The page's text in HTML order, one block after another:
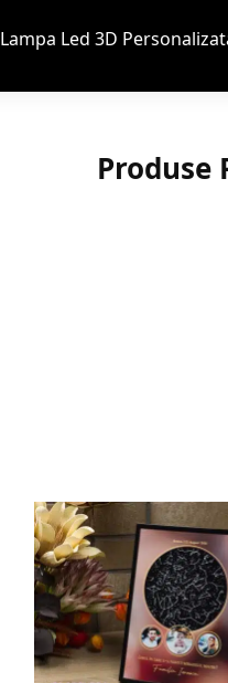
Lampa Led 3D
Produse